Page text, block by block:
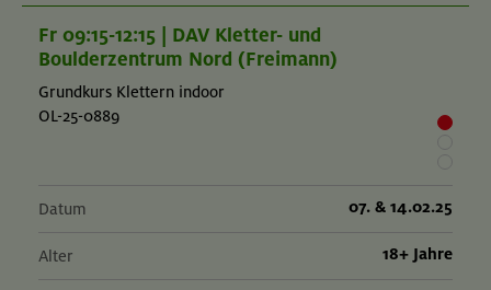
Fr 09:15-12:15 | DAV Kletter- und
Boulderzentrum Nord (Freimann)
Grundkurs Klettern indoor
OL-25-0889
Datum 07. & 14.02.25
Alter 18+ Jahre